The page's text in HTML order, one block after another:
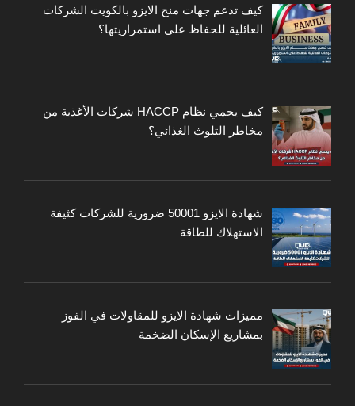
كيف تدعم جهات منح الايزو بالكويت الشركات
العائلية للحفاظ على استمراريتها؟
كيف يحمي نظام HACCP شركات الأغذية من
مخاطر التلوث الغذائي؟
شهادة الايزو 50001 ضرورية للشركات كثيفة
الاستهلاك للطاقة
مميزات شهادة الايزو للمقاولات في الفوز
بمشاريع الإسكان الضخمة